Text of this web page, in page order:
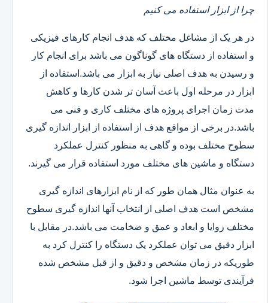
چرا از ابزار استفاده می کنیم
در هر یک از مشاغل مختلف که هدف انجام کارهای فیزیکی
و استفاده از دستگاه های گوناگون می باشد برای انجام کار
و رسیدن به هدف اصلی نیاز به ابزار می باشد.استفاده از
ابزار در مرحله اول باعث آسان تر شدن کارها و کاهش
مدت زمان اجرای پروژه های مختلف کاری و فنی می
باشد.در برخی از مواقع هدف از استفاده از ابزار اندازه گیری
سطوح مختلف بوده و گاهی به منظور کنترل عملکرد
دستگاه و ماشین های مختلف مورد استفاده قرار می گیرند.
به عنوان مثال همان طور که از نام ابزارهای اندازه گیری
مشخص است هدف اصلی از انتخاب آنها اندازه گیری سطوح
مختلف زوایا و ابعاد و عمق و ضخامت می باشد.در مقابل با
ابزار دقیق می توان عملکرد یک دستگاه را کنترل کرد به
طوریکه در زمان مشخص و دقیق و از قبل مشخص شده
فرآیندی توسط ماشین اجرا شود.